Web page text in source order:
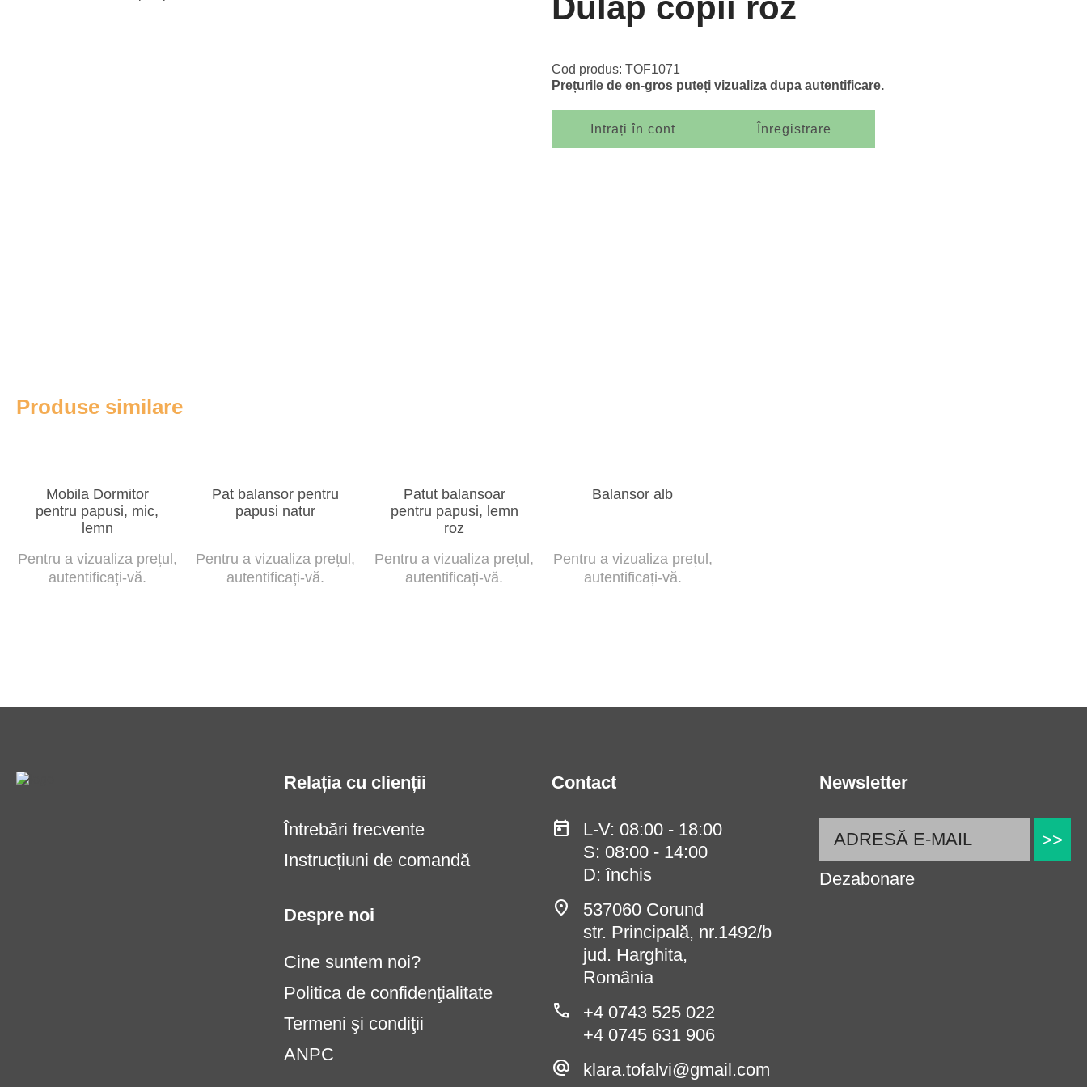
Dulap copii roz
Cod produs: TOF1071
Prețurile de en-gros puteți vizualiza dupa autentificare.
Intrați în cont Înregistrare
Produse similare
Mobila Dormitor
pentru papusi, mic,
lemn
Pentru a vizualiza prețul,
autentificați-vă.
Pat balansor pentru
papusi natur
Pentru a vizualiza prețul,
autentificați-vă.
Patut balansoar
pentru papusi, lemn
roz
Pentru a vizualiza prețul,
autentificați-vă.
Balansor alb
Pentru a vizualiza prețul,
autentificați-vă.
Relația cu clienții
Întrebări frecvente
Instrucțiuni de comandă
Despre noi
Cine suntem noi?
Politica de confidenţialitate
Termeni şi condiţii
ANPC
Contact
today
L-V: 08:00 - 18:00
S: 08:00 - 14:00
D: închis
location_on
537060 Corund
str. Principală, nr.1492/b
jud. Harghita,
România
phone
+4 0743 525 022
+4 0745 631 906
alternate_email klara.tofalvi@gmail.com
Newsletter
>>
Dezabonare